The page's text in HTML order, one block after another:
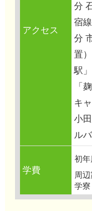
アクセス
分
宿
分
置
駅
「
キ
小
ル
学費
初
周
学寮